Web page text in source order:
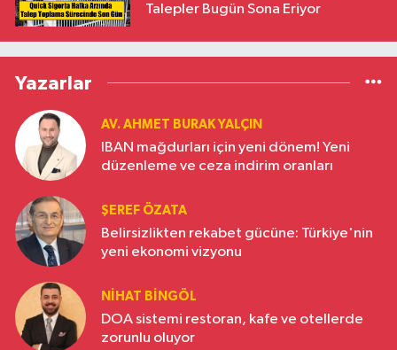
Talepler Bugün Sona Eriyor
Yazarlar
AV. AHMET BURAK YALÇIN
IBAN mağdurları için yeni dönem! Yeni
düzenleme ve ceza indirim oranları
ŞEREF ÖZATA
Belirsizlikten rekabet gücüne: Türkiye'nin
yeni ekonomi vizyonu
NIHAT BINGÖL
DOA sistemi restoran, kafe ve otellerde
zorunlu oluyor